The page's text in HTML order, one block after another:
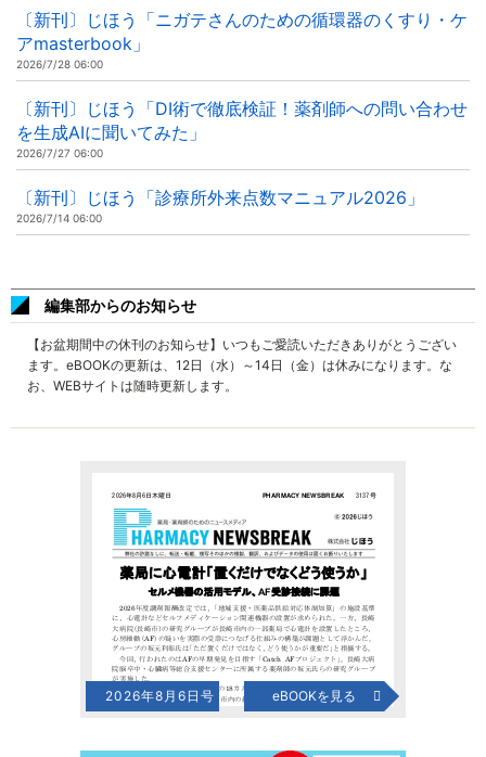
〔新刊〕じほう「ニガテさんのための循環器のくすり・ケ
アmasterbook」
2026/7/28 06:00
〔新刊〕じほう「DI術で徹底検証！薬剤師への問い合わせ
を生成AIに聞いてみた」
2026/7/27 06:00
〔新刊〕じほう「診療所外来点数マニュアル2026」
2026/7/14 06:00
編集部からのお知らせ
【お盆期間中の休刊のお知らせ】いつもご愛読いただきありがとうござい
ます。eBOOKの更新は、12日（水）～14日（金）は休みになります。な
お、WEBサイトは随時更新します。
2026年8月6日号 eBOOKを見る